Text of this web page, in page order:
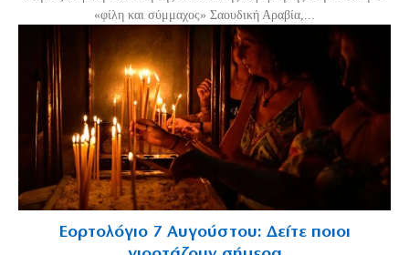
«φίλη και σύμμαχος» Σαουδική Αραβία,...
Εορτολόγιο 7 Αυγούστου: Δείτε ποιοι